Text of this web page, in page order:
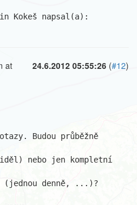
24.6.2012 05:55:26 (#12)
at
Budou průběžně
nebo jen kompletní
denně, ...)?